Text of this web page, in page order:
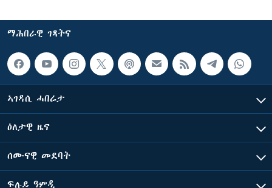
ማሕበራዊ ገጻትና
ኣገዳሲ ሓበሬታ
ዕለታዊ ዜና
ሰሙናዊ መደባት
ፍሉይ ዓምዲ